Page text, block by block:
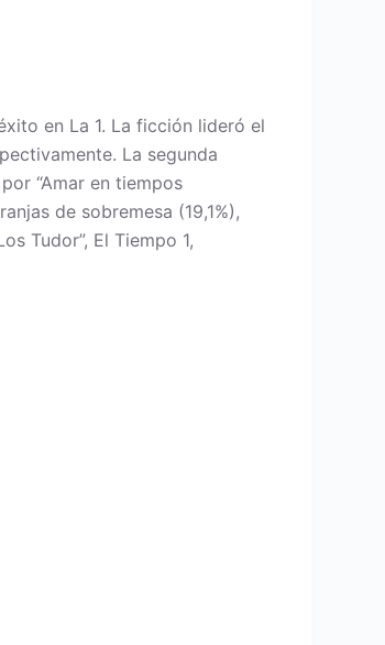
en La 1. La ficción lideró el
La segunda
“Amar en tiempos
de sobremesa (19,1%),
Tudor”, El Tiempo 1,